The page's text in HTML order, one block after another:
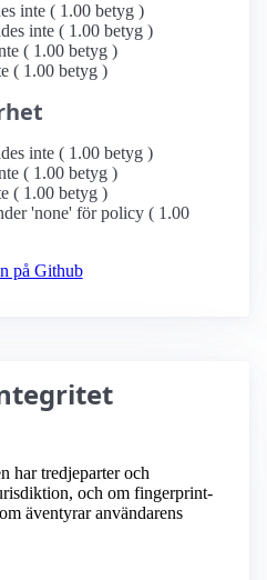
inte ( 1.00 betyg )
inte ( 1.00 betyg )
( 1.00 betyg )
( 1.00 betyg )
inte ( 1.00 betyg )
( 1.00 betyg )
( 1.00 betyg )
'none' för policy ( 1.00
på Github
har tredjeparter och
och om fingerprint-
äventyrar användarens